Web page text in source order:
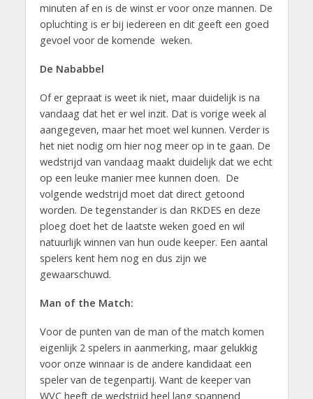
minuten af en is de winst er voor onze mannen. De
opluchting is er bij iedereen en dit geeft een goed
gevoel voor de komende weken.
De Nababbel
Of er gepraat is weet ik niet, maar duidelijk is na
vandaag dat het er wel inzit. Dat is vorige week al
aangegeven, maar het moet wel kunnen. Verder is
het niet nodig om hier nog meer op in te gaan. De
wedstrijd van vandaag maakt duidelijk dat we echt
op een leuke manier mee kunnen doen. De
volgende wedstrijd moet dat direct getoond
worden. De tegenstander is dan RKDES en deze
ploeg doet het de laatste weken goed en wil
natuurlijk winnen van hun oude keeper. Een aantal
spelers kent hem nog en dus zijn we
gewaarschuwd.
Man of the Match:
Voor de punten van de man of the match komen
eigenlijk 2 spelers in aanmerking, maar gelukkig
voor onze winnaar is de andere kandidaat een
speler van de tegenpartij. Want de keeper van
WVC heeft de wedstrijd heel lang spannend